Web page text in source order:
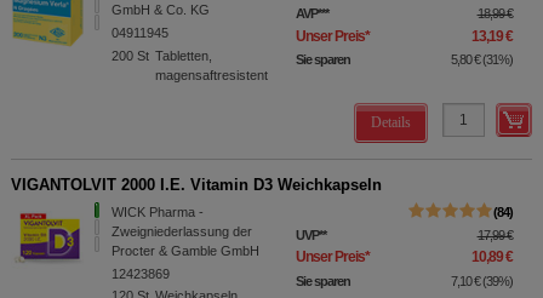
GmbH & Co. KG
04911945
200 St Tabletten,
magensaftresistent
AVP*** 18,99 €
Unser Preis* 13,19 €
Sie sparen 5,80 € (31%)
Details
VIGANTOLVIT 2000 I.E. Vitamin D3 Weichkapseln
WICK Pharma -
Zweigniederlassung der
Procter & Gamble GmbH
12423869
84
UVP** 17,99 €
Unser Preis* 10,89 €
Sie sparen 7,10 € (39%)